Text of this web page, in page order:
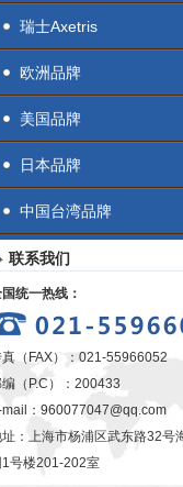
瑞士Axetris
欧洲品牌
美国品牌
日本品牌
中国台湾品牌
联系我们
统一热线：
真（FAX）：021-55966052
（P.C）：200433
mail： 960077047@qq.com
：上海市杨浦区武东路32号
1号楼201-202室